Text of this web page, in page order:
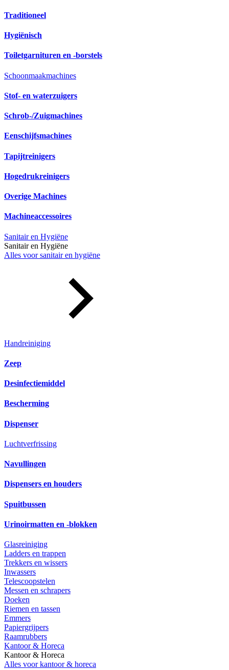
Traditioneel
Hygiënisch
Toiletgarnituren en -borstels
Schoonmaakmachines
Stof- en waterzuigers
Schrob-/Zuigmachines
Eenschijfsmachines
Tapijtreinigers
Hogedrukreinigers
Overige Machines
Machineaccessoires
Sanitair en Hygiëne
Sanitair en Hygiëne
Alles voor sanitair en hygiëne
Handreiniging
Zeep
Desinfectiemiddel
Bescherming
Dispenser
Luchtverfrissing
Navullingen
Dispensers en houders
Spuitbussen
Urinoirmatten en -blokken
Glasreiniging
Ladders en trappen
Trekkers en wissers
Inwassers
Telescoopstelen
Messen en schrapers
Doeken
Riemen en tassen
Emmers
Papiergrijpers
Raamrubbers
Kantoor & Horeca
Kantoor & Horeca
Alles voor kantoor & horeca